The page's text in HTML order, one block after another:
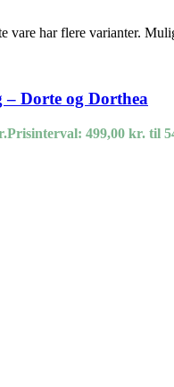
vare har flere varianter.
– Dorte og Dorthea
Prisinterval: 499,00 kr. til